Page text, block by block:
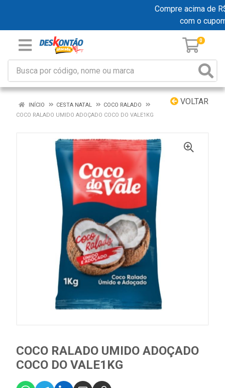
Compre acima de
com o
0
VOLTAR
INÍCIO CESTA NATAL
COCO RALADO
COCO RALADO UMIDO ADOÇADO COCO DO VALE1KG
COCO RALADO UMIDO ADOÇADO
COCO DO VALE1KG